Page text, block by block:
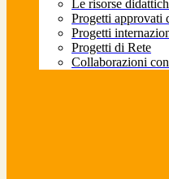
Le risorse
Progetti approvati
Progetti
Progetti di Rete
Collaborazioni